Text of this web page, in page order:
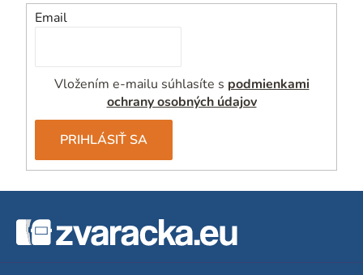
Email
Vložením e-mailu súhlasíte s podmienkami
ochrany osobných údajov
PRIHLÁSIŤ SA